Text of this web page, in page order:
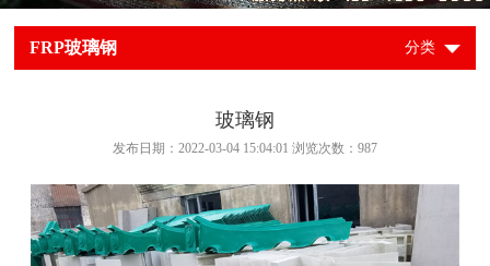
FRP玻璃钢 分类
玻璃钢
发布日期：2022-03-04 15:04:01 浏览次数： 987